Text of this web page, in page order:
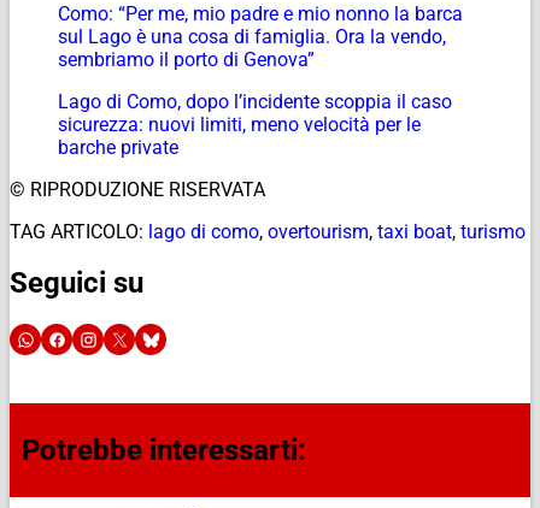
Como: “Per me, mio padre e mio nonno la barca
sul Lago è una cosa di famiglia. Ora la vendo,
sembriamo il porto di Genova”
Lago di Como, dopo l’incidente scoppia il caso
sicurezza: nuovi limiti, meno velocità per le
barche private
© RIPRODUZIONE RISERVATA
TAG ARTICOLO: lago di como, overtourism, taxi boat, turismo
Seguici su
Potrebbe interessarti: